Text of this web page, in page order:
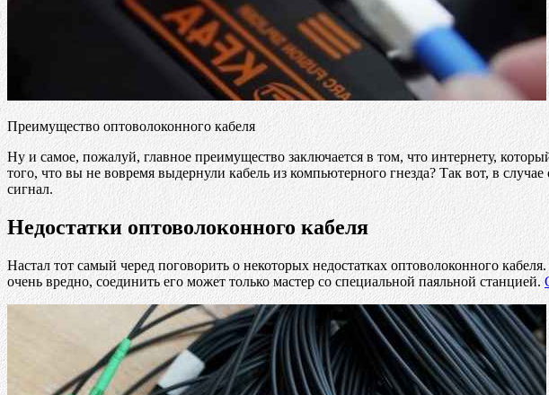
Преимущество оптоволоконного кабеля
Ну и самое, пожалуй, главное преимущество заключается в том, что интернету,
того, что вы не вовремя выдернули кабель из компьютерного гнезда? Так вот, в
сигнал.
Недостатки оптоволоконного кабеля
Настал тот самый черед поговорить о некоторых недостатках оптоволоконного
очень вредно, соединить его может только мастер со специальной паяльной станцией.